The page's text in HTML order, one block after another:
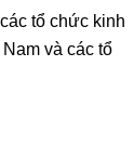
tổ chức kinh
và các tổ